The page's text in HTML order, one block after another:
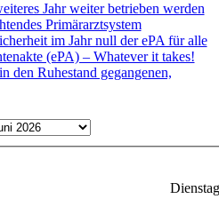
Jahr weiter betrieben werden
Primärarztsystem
im Jahr null der ePA für alle
(ePA) – Whatever it takes!
den Ruhestand gegangenen,